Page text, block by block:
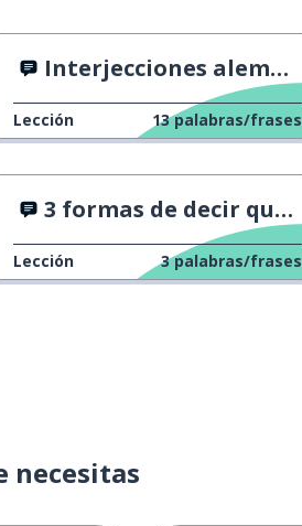
Interjecciones alemanas.
Lección 13 palabras/frases
3 formas de decir que no entiendes
Lección 3 palabras/frases
necesitas